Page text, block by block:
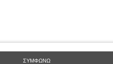
ΣΥΜΦΩΝΩ
Οδύσσεια
The Odyssey